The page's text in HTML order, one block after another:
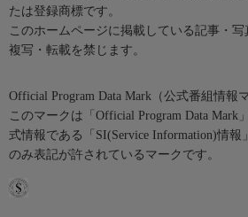
たは登録商標です。
このホームページに掲載している記事・
複写・転載を禁じます。
Official Program Data Mark（公式番組情報
このマークは「Official Program Data Mark
式情報である「SI(Service Information)情
のみ表記が許されているマークです。